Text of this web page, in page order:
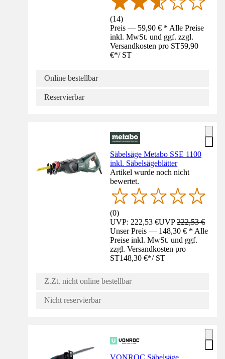
(14)
Preis — 59,90 € * Alle Preise
inkl. MwSt. und ggf. zzgl.
Versandkosten pro ST59,90
€*/ ST
Online bestellbar
Reservierbar
Säbelsäge Metabo SSE 1100
inkl. Säbelsägeblätter
Artikel wurde noch nicht
bewertet.
(0)
UVP: 222,53 €UVP222,53 €
Unser Preis — 148,30 € * Alle
Preise inkl. MwSt. und ggf.
zzgl. Versandkosten pro
ST148,30 €*/ ST
Z.Zt. nicht online bestellbar
Nicht reservierbar
VONROC Säbelsäge